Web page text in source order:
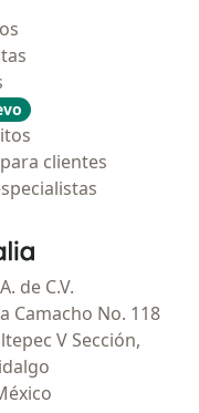
clientes
- Página de inicio
de C.V.
Camacho No. 118
V Sección,